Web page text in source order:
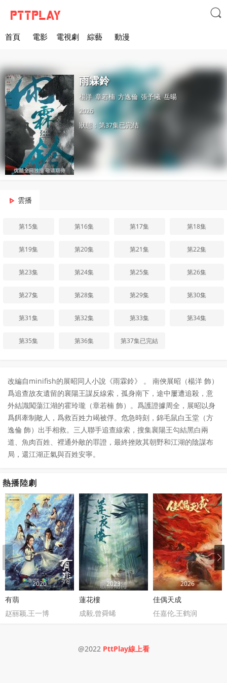

首頁 電影 電視劇 綜藝 動漫
雨霖鈴
楊洋 章若楠 方逸倫 張予曦 岳暘
2026
狀態：第37集已完结
雲播
第15集 第16集 第17集 第18集
第19集 第20集 第21集 第22集
第23集 第24集 第25集 第26集
第27集 第28集 第29集 第30集
第31集 第32集 第33集 第34集
第35集 第36集 第37集已完結
改編自minifish的展昭同人小說《雨霖鈴》 。 南俠展昭（楊洋 飾）
爲追查故友遺留的襄陽王謀反線索，孤身南下，途中屢遭追殺，意
外結識闖蕩江湖的霍玲瓏（章若楠 飾）。爲護證據周全，展昭以身
爲餌牽制敵人，爲救百姓力竭被俘。危急時刻，錦毛鼠白玉堂（方
逸倫 飾）出手相救。三人聯手追查線索，搜集襄陽王勾結黑白兩
道、魚肉百姓、裡通外敵的罪證，最終挫敗其朝野和江湖的陰謀布
局，還江湖正氣與百姓安寧。
熱播陸劇
2020
有翡
赵丽颖,王一博
2023
蓮花樓
成毅,曾舜晞
2026
佳偶天成
任嘉伦,王鹤润
@2022 PttPlay線上看